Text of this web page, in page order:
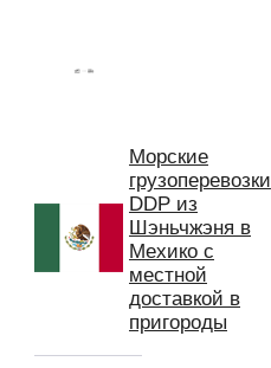
Морские
грузоперевозки
DDP из
Шэньчжэня в
Мехико с
местной
доставкой в
пригороды